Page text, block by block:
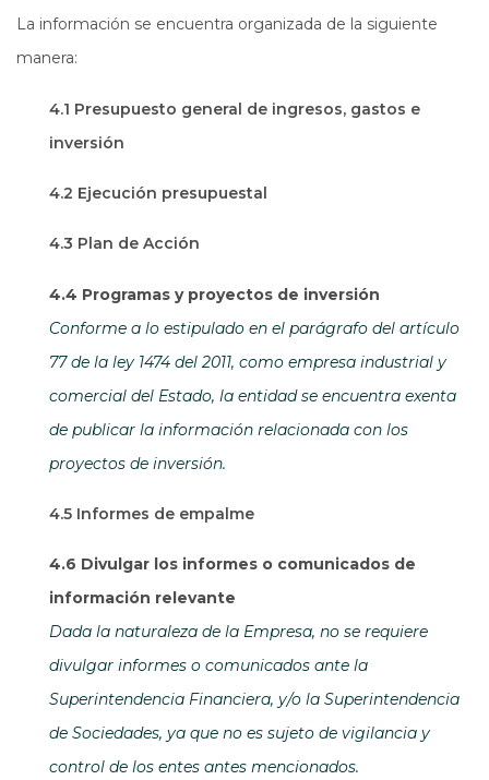
La información se encuentra organizada de la siguiente
manera:
4.1 Presupuesto general de ingresos, gastos e
inversión
4.2 Ejecución presupuestal
4.3 Plan de Acción
4.4 Programas y proyectos de inversión
Conforme a lo estipulado en el parágrafo del artículo
77 de la ley 1474 del 2011, como empresa industrial y
comercial del Estado, la entidad se encuentra exenta
de publicar la información relacionada con los
proyectos de inversión.
4.5 Informes de empalme
4.6 Divulgar los informes o comunicados de
información relevante
Dada la naturaleza de la Empresa, no se requiere
divulgar informes o comunicados ante la
Superintendencia Financiera, y/o la Superintendencia
de Sociedades, ya que no es sujeto de vigilancia y
control de los entes antes mencionados.